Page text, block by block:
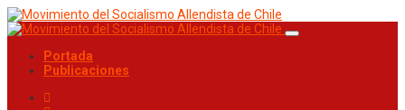
Portada
Publicaciones